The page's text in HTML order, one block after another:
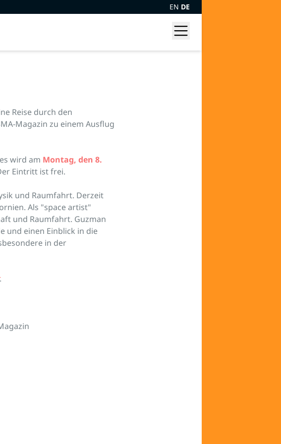
EN DE
Reise durch den
Magazin zu einem Ausflug
wird am Montag, den 8.
Eintritt ist frei.
und Raumfahrt. Derzeit
Als "space artist"
und Raumfahrt. Guzman
und einen Einblick in die
in der
.